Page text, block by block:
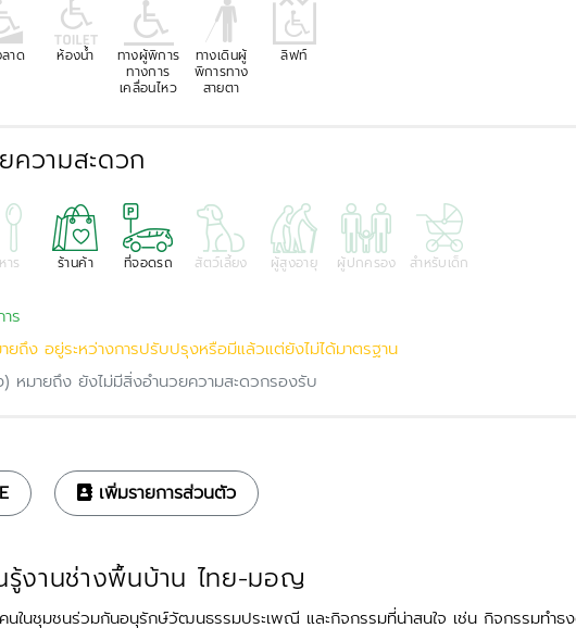
าด ห้องน้ำ
ทางผู้พิการ
ทางการ
เคลื่อนไหว
ทางเดินผู้
พิการทาง
สายตา
ลิฟท์
ความสะดวก
าร ร้านค้า ที่จอดรถ สัตว์เลี้ยง ผู้สูงอายุ ผู้ปกครอง สำหรับเด็ก
ร
ยถึง อยู่ระหว่างการปรับปรุงหรือมีแล้วแต่ยังไม่ได้มาตรฐาน
) หมายถึง ยังไม่มีสิ่งอำนวยความสะดวกรองรับ
เพิ่มรายการส่วนตัว
รู้งานช่างพื้นบ้าน ไทย-มอญ
นในชุมชนร่วมกันอนุรักษ์วัฒนธรรมประเพณี และกิจกรรมที่น่าสนใจ เช่น กิจกรรมทำธ